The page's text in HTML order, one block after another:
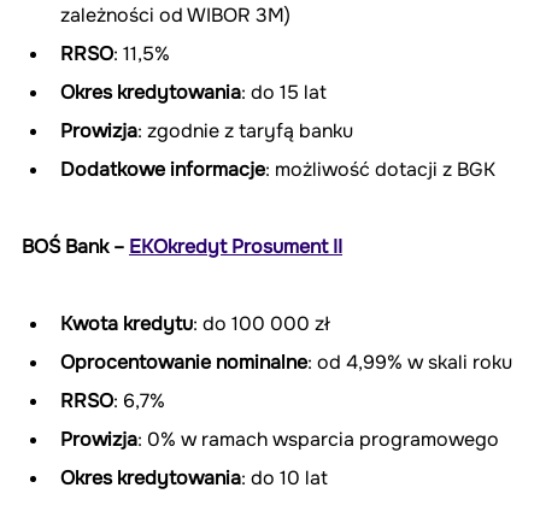
zależności od WIBOR 3M)
RRSO: 11,5%
Okres kredytowania: do 15 lat
Prowizja: zgodnie z taryfą banku
Dodatkowe informacje: możliwość dotacji z BGK
BOŚ Bank – EKOkredyt Prosument II
Kwota kredytu: do 100 000 zł
Oprocentowanie nominalne: od 4,99% w skali roku
RRSO: 6,7%
Prowizja: 0% w ramach wsparcia programowego
Okres kredytowania: do 10 lat